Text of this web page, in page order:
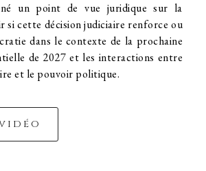
un point de vue juridique sur la
si cette décision judiciaire renforce ou
dans le contexte de la prochaine
de 2027 et les interactions entre
et le pouvoir politique.